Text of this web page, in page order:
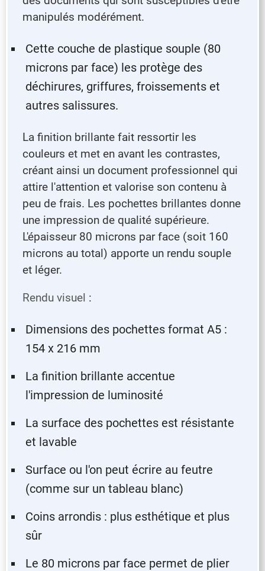
manipulés modérément.
Cette couche de plastique souple (80
microns par face) les protège des
déchirures, griffures, froissements et
autres salissures.
La finition brillante fait ressortir les
couleurs et met en avant les contrastes,
créant ainsi un document professionnel qui
attire l'attention et valorise son contenu à
peu de frais. Les pochettes brillantes donne
une impression de qualité supérieure.
L'épaisseur 80 microns par face (soit 160
microns au total) apporte un rendu souple
et léger.
Rendu visuel :
Dimensions des pochettes format A5 :
154 x 216 mm
La finition brillante accentue
l'impression de luminosité
La surface des pochettes est résistante
et lavable
Surface ou l'on peut écrire au feutre
(comme sur un tableau blanc)
Coins arrondis : plus esthétique et plus
sûr
Le 80 microns par face permet de plier